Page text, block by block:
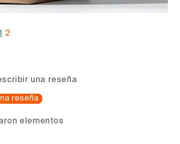
2
una reseña
reseña
elementos